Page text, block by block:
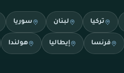
تركيا لبنان سوريا
فرنسا إيطاليا هولندا